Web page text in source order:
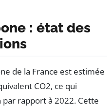
: état des
de la France est estimée
CO2, ce qui
rapport à 2022. Cette